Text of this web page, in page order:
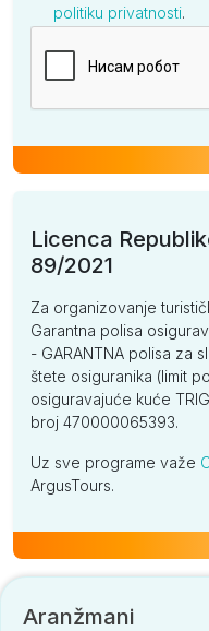
politiku privatnosti.
Licenca
89/2021
Za organizovanje
Garantna polisa
- GARANTNA polisa za
štete osiguranika (limit
osiguravajuće kuće
broj 470000065393.
Uz sve programe važe
ArgusTours.
Aranžmani